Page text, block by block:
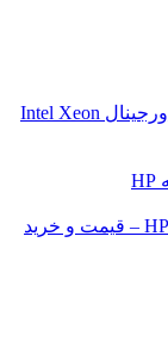
خرید و قیمت CPU سرور HP | پردازنده اورجینال Intel Xeon
فروش پاور سرور HP | خرید پاور سرور HP – قیمت و خرید